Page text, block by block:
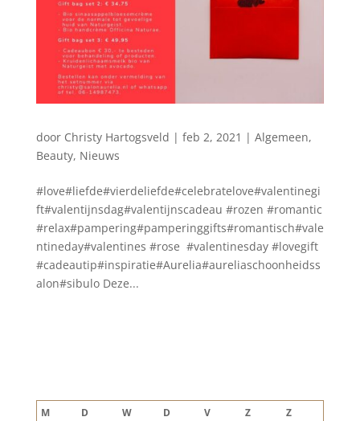
door Christy Hartogsveld | feb 2, 2021 | Algemeen,
Beauty, Nieuws
#love#liefde#vierdeliefde#celebratelove#valentinegi
ft#valentijnsdag#valentijnscadeau #rozen #romantic
#relax#pampering#pamperinggifts#romantisch#vale
ntineday#valentines #rose #valentinesday #lovegift
#cadeautip#inspiratie#Aurelia#aureliaschoonheidss
alon#sibulo Deze...
M D W D V Z Z